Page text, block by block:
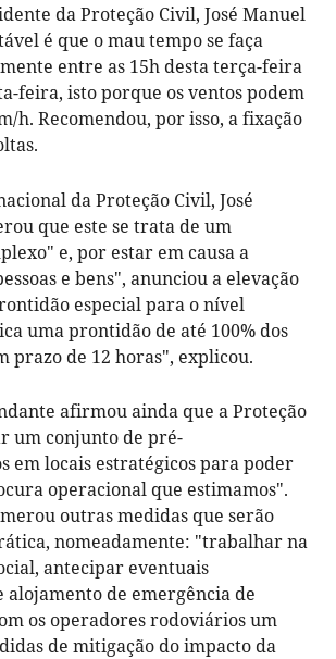
da Proteção Civil, José Manuel
é que o mau tempo se faça
entre as 15h desta terça-feira
feira, isto porque os ventos podem
h. Recomendou, por isso, a fixação
da Proteção Civil, José
que este se trata de um
e, por estar em causa a
e bens", anunciou a elevação
especial para o nível
uma prontidão de até 100% dos
prazo de 12 horas", explicou.
afirmou ainda que a Proteção
um conjunto de pré-
em locais estratégicos para poder
operacional que estimamos".
outras medidas que serão
nomeadamente: "trabalhar na
antecipar eventuais
alojamento de emergência de
os operadores rodoviários um
de mitigação do impacto da